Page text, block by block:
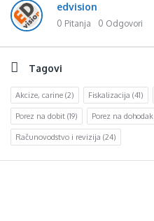
edvision
0 Pitanja 0 Odgovori
Tagovi
Akcize, carine (2) Fiskalizacija (41)
Porez na dobit (19) Porez na dohodak
Računovodstvo i revizija (24)